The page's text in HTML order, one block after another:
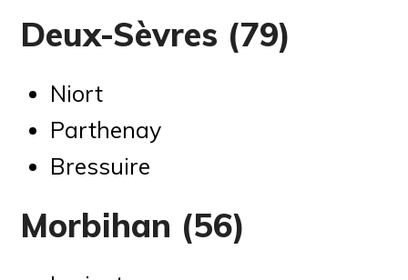
Deux-Sèvres (79)
Niort
Parthenay
Bressuire
Morbihan (56)